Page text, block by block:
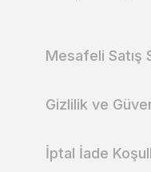
Mesafeli Satış
Gizlilik ve
İptal İade